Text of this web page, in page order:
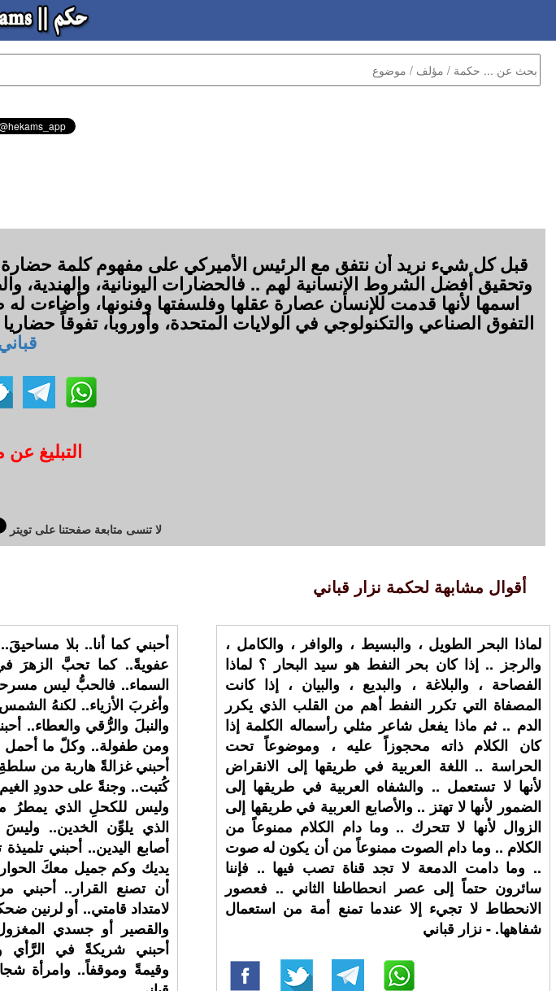
قبل كل شيء نريد أن نتفق مع الرئيس الأميركي على مفهوم كلمة
وتحقيق أفضل الشروط الإنسانية لهم .. فالحضارات اليونانية، والهندية،
اسمها لأنها قدمت للإنسان عصارة عقلها وفلسفتها وفنونها، وأضاءت
التفوق الصناعي والتكنولوجي في الولايات المتحدة، وأوروبا، تفوقاً
التبليغ
لا تنسى متابعة صفحتنا على تويتر
أقوال مشابهة لحكمة نزار قباني
أحبني كما أنا.. بلا
عفويةً.. كما تحبَّ الزهرَ
السماء.. فالحبُّ ليس
وأغربَ الأزياء.. لكنهُ
والنبلَ والرُّقي والعطاء..
ومن طفولة.. وكلّ ما أحمل
أحبني غزالةً هاربة من سلطةِ
كُتبت.. وجنةً على حدودِ
وليس للكحلِ الذي يمطرُ
الذي يلوِّن الخدين..
أصابع اليدين.. أحبني
يديك وكم جميل معكَ
أن تصنع القرار..
لامتداد قامتي.. أو لرنين
والقصير أو جسدي
أحبني شريكةً في الرَّأي
وقيمةً وموقفاً.. وامرأة
لماذا البحر الطويل ، والبسيط ، والوافر ، والكامل ،
والرجز .. إذا كان بحر النفط هو سيد البحار ؟ لماذا
الفصاحة ، والبلاغة ، والبديع ، والبيان ، إذا كانت
المصفاة التي تكرر النفط أهم من القلب الذي يكرر
الدم .. ثم ماذا يفعل شاعر مثلي رأسماله الكلمة إذا
كان الكلام ذاته محجوزاً عليه ، وموضوعاً تحت
الحراسة .. اللغة العربية في طريقها إلى الانقراض
لأنها لا تستعمل .. والشفاه العربية في طريقها إلى
الضمور لأنها لا تهتز .. والأصابع العربية في طريقها إلى
الزوال لأنها لا تتحرك .. وما دام الكلام ممنوعاً من
الكلام .. وما دام الصوت ممنوعاً من أن يكون له صوت
.. وما دامت الدمعة لا تجد قناة تصب فيها .. فإننا
سائرون حتماً إلى عصر انحطاطنا الثاني .. فعصور
الانحطاط لا تجيء إلا عندما تمنع أمة من استعمال
شفاهها. - نزار قباني